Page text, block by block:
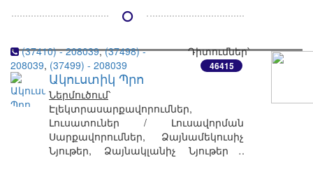
Կաղապարամածային
Համակարգեր,
Մոնտաժային
Սանդուղքներ,
Նրբատախտակ
(Ֆաներա),
Կաղապարամածի
Նրբատախտակ
Դիտումներ՝
46415
(37410) - 208039,(37498) -
208039, (37499) - 208039
Ակուստիկ Պրո
Ներմուծում՝
Էլեկտրասարքավորումներ,
Լուսատուներ / Լուսավորման
Սարքավորումներ, Ձայնամեկուսիչ
Նյութեր, Ձայնակլանիչ Նյութեր /